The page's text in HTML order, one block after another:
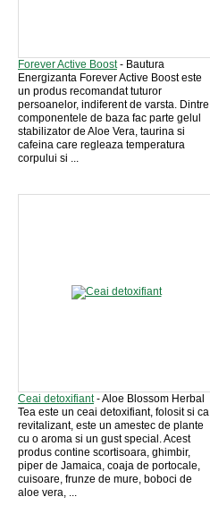
Forever Active Boost- Bautura
Energizanta Forever Active Boost este
un produs recomandat tuturor
persoanelor, indiferent de varsta. Dintre
componentele de baza fac parte gelul
stabilizator de Aloe Vera, taurina si
cafeina care regleaza temperatura
corpului si ...
Ceai detoxifiant- Aloe Blossom Herbal
Tea este un ceai detoxifiant, folosit si ca
revitalizant, este un amestec de plante
cu o aroma si un gust special. Acest
produs contine scortisoara, ghimbir,
piper de Jamaica, coaja de portocale,
cuisoare, frunze de mure, boboci de
aloe vera, ...